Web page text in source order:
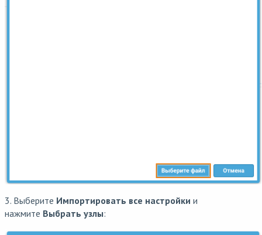
3. Выберите Импортировать все настройки и
нажмите Выбрать узлы: